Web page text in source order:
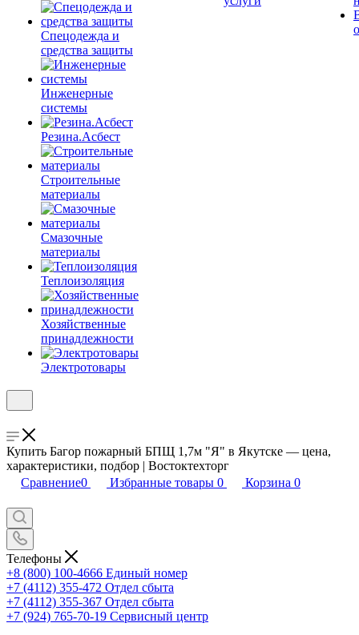
Спецодежда и
средства защиты
Инженерные
системы
Резина.Асбест
Строительные
материалы
Смазочные
материалы
Теплоизоляция
Хозяйственные
принадлежности
Электротовары
Купить Багор пожарный БПЩ 1,7м "Я" в Якутске — цена,
характеристики, подбор | Востоктехторг
Сравнение0 Избранные товары 0 Корзина 0
Телефоны
+8 (800) 100-4666 Единый номер
+7 (4112) 355-472 Отдел сбыта
+7 (4112) 355-367 Отдел сбыта
+7 (924) 765-70-19 Сервисный центр